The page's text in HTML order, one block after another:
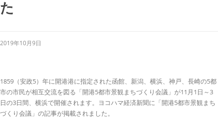
た
2019年10月9日
1859（安政5）年に開港港に指定された函館、新潟、横浜、神戸、長崎の5都
市の市民が相互交流を図る「開港5都市景観まちづくり会議」が11月1日～3
日の3日間、横浜で開催されます。ヨコハマ経済新聞に「開港5都市景観まち
づくり会議」の記事が掲載されました。